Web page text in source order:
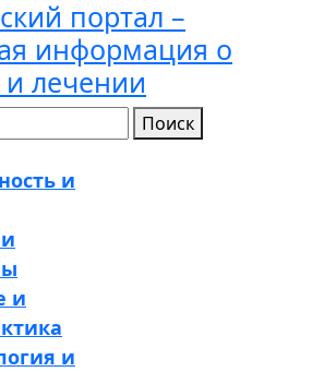
портал –
информация о
лечении
Поиск
и
и
и